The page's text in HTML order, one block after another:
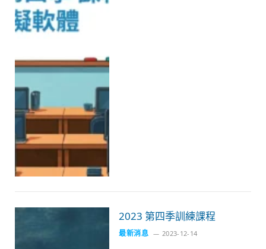
2023 第四季訓練課程
最新消息 2023-12-14